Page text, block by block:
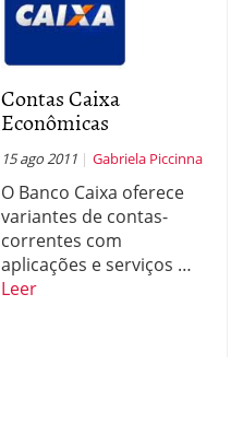
Contas Caixa
Econômicas
15 ago 2011 Gabriela Piccinna
O Banco Caixa oferece
variantes de contas-
correntes com
aplicações e serviços …
Leer